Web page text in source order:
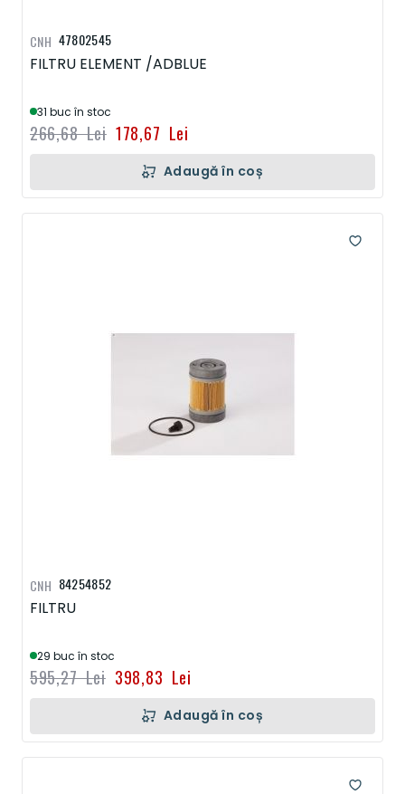
47802545
FILTRU ELEMENT /ADBLUE
31 buc în stoc
178,67 Lei
266,68 Lei
CNH
Adaugă în coș
84254852
FILTRU
29 buc în stoc
398,83 Lei
595,27 Lei
CNH
Adaugă în coș